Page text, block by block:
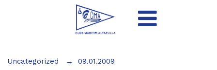
Uncategorized 09.01.2009